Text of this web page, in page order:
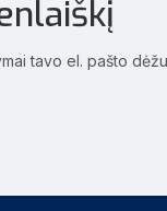
tavo el. pašto